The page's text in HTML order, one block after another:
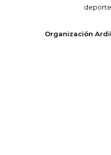
Organización